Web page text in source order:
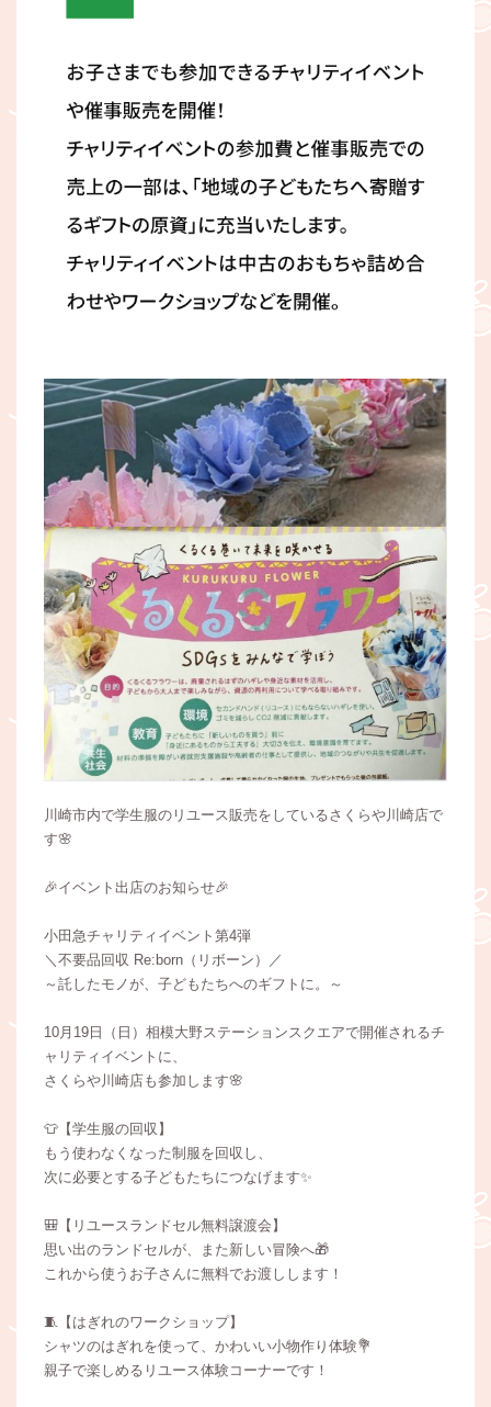
川崎市内で学生服のリユース販売をしているさくらや川崎店で
す🌸
🎉イベント出店のお知らせ🎉
⁡小田急チャリティイベント第4弾
＼不要品回収 Re:born（リボーン）／
～託したモノが、子どもたちへのギフトに。～
10月19日（日）相模大野ステーションスクエアで開催されるチ
ャリティイベントに、
さくらや川崎店も参加します🌸
👕【学生服の回収】
もう使わなくなった制服を回収し、
次に必要とする子どもたちにつなげます✨
🎒【リユースランドセル無料譲渡会】
思い出のランドセルが、また新しい冒険へ🎁
これから使うお子さんに無料でお渡しします！
🧵【はぎれのワークショップ】
シャツのはぎれを使って、かわいい小物作り体験💐
親子で楽しめるリユース体験コーナーです！